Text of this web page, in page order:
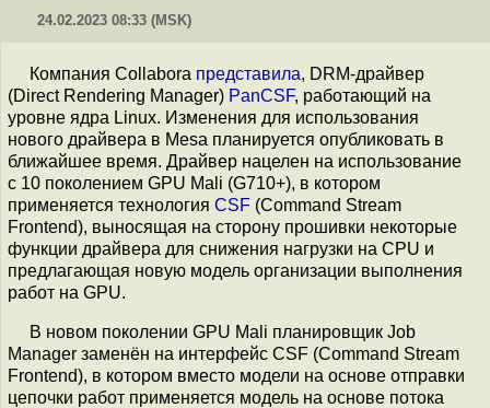
24.02.2023 08:33 (MSK)
Компания Collabora представила, DRM-драйвер
(Direct Rendering Manager) PanCSF, работающий на
уровне ядра Linux. Изменения для использования
нового драйвера в Mesa планируется опубликовать в
ближайшее время. Драйвер нацелен на использование
с 10 поколением GPU Mali (G710+), в котором
применяется технология CSF (Сommand Stream
Frontend), выносящая на сторону прошивки некоторые
функции драйвера для снижения нагрузки на CPU и
предлагающая новую модель организации выполнения
работ на GPU.
В новом поколении GPU Mali планировщик Job
Manager заменён на интерфейс CSF (Command Stream
Frontend), в котором вместо модели на основе отправки
цепочки работ применяется модель на основе потока